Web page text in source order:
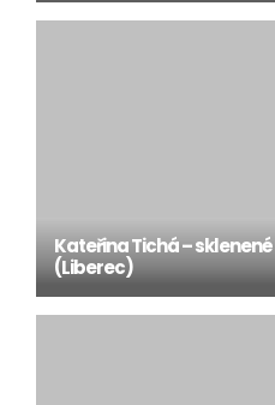
Kateřina Tichá –
(Liberec)